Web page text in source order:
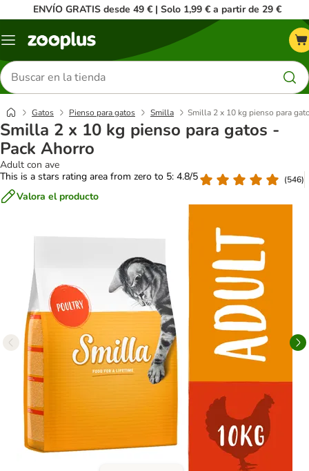
ENVÍO GRATIS desde 49 € | Solo 1,99 € a partir de 29 €
Menú
Buscar
productos
Gatos Pienso para gatos Smilla Smilla 2 x 10 kg pienso para
Smilla 2 x 10 kg pienso para gatos -
Pack Ahorro
Adult con ave
This is a stars rating area from zero to 5: 4.8/5
(546)
Valora el producto